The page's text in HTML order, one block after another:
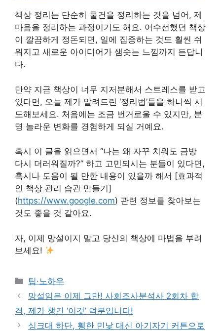
책상 정리는 단순히 물건을 정리하는 것을 넘어, 제
마음을 정리하는 과정이기도 해요. 어수선했던 책상
이 깔끔하게 정돈되면, 일에 집중하는 것도 훨씬 쉬
워지고 새로운 아이디어가 샘솟는 느낌까지 든답니
다.
만약 지금 책상이 너무 지저분해서 스트레스를 받고
있다면, 오늘 제가 알려드린 ‘정리법’들을 하나씩 시
도해보세요. 처음에는 조금 번거로울 수 있지만, 분
명 놀라운 변화를 경험하게 되실 거예요.
혹시 이 글을 읽으면서 “나는 왜 자꾸 치워도 금방
다시 더러워질까?” 하고 고민되시는 분들이 있다면,
혹시나 도움이 될 만한 내용이 있을까 해서 [효과적
인 책상 관리 습관 만들기]
(https://www.google.com) 관련 정보를 찾아보는
것도 좋을 것 같아요.
자, 이제 망설이지 말고 당신의 책상에 마법을 부려
보세요!
Categories
팁·노하우
망설임은 이제 그만! 사회조사분석사 2회차 합
격, 제가 챙긴 ‘이것’ 덕분입니다!
싱크대 하단, 휑한 민낯 대신 아기자기 커튼으로